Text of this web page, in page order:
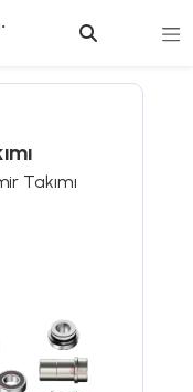
Takımı